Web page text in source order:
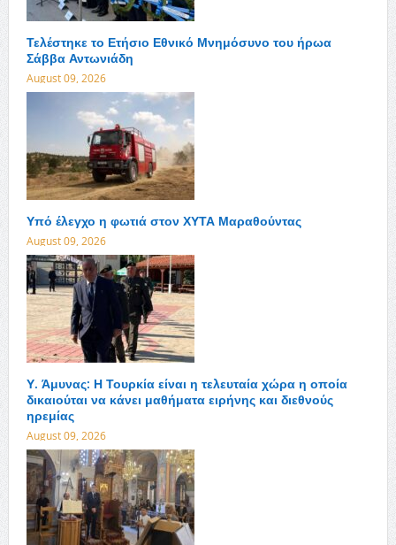
Τελέστηκε το Ετήσιο Εθνικό Μνημόσυνο του ήρωα
Σάββα Αντωνιάδη
August 09, 2026
Υπό έλεγχο η φωτιά στον ΧΥΤΑ Μαραθούντας
August 09, 2026
Υ. Άμυνας: Η Τουρκία είναι η τελευταία χώρα η οποία
δικαιούται να κάνει μαθήματα ειρήνης και διεθνούς
ηρεμίας
August 09, 2026